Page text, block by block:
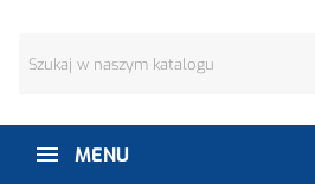
MENU